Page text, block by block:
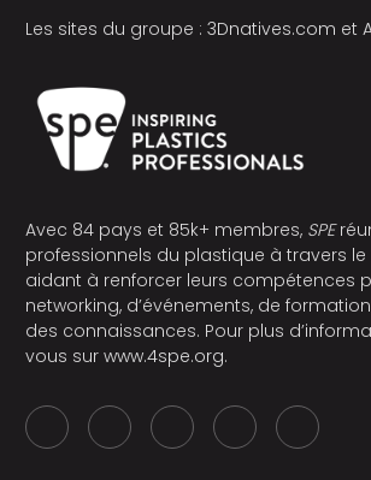
Les sites du groupe : 3Dnatives.com et
Avec 84 pays et 85k+ membres, SPE
professionnels du plastique à travers
aidant à renforcer leurs compétences
networking, d’événements, de
des connaissances. Pour plus
vous sur www.4spe.org.